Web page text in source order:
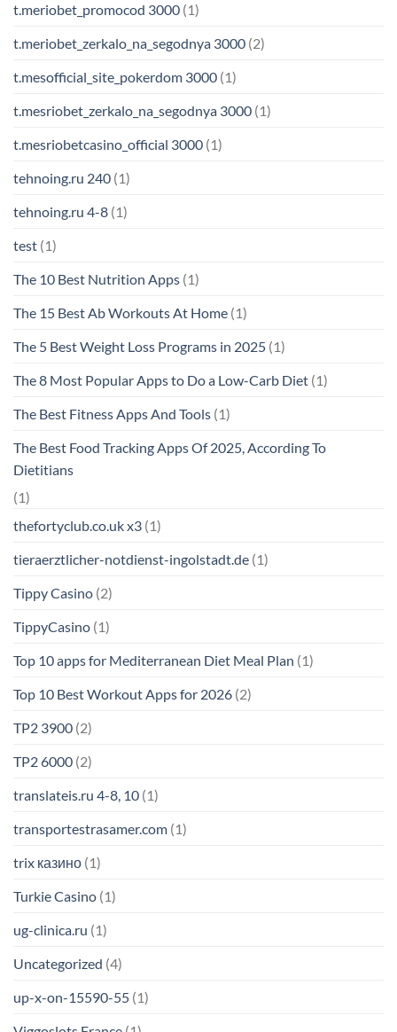
t.meriobet_promocod 3000 (1)
t.meriobet_zerkalo_na_segodnya 3000 (2)
t.mesofficial_site_pokerdom 3000 (1)
t.mesriobet_zerkalo_na_segodnya 3000 (1)
t.mesriobetcasino_official 3000 (1)
tehnoing.ru 240 (1)
tehnoing.ru 4-8 (1)
test (1)
The 10 Best Nutrition Apps (1)
The 15 Best Ab Workouts At Home (1)
The 5 Best Weight Loss Programs in 2025 (1)
The 8 Most Popular Apps to Do a Low-Carb Diet (1)
The Best Fitness Apps And Tools (1)
The Best Food Tracking Apps Of 2025, According To
Dietitians
(1)
thefortyclub.co.uk x3 (1)
tieraerztlicher-notdienst-ingolstadt.de (1)
Tippy Casino (2)
TippyCasino (1)
Top 10 apps for Mediterranean Diet Meal Plan (1)
Top 10 Best Workout Apps for 2026 (2)
TP2 3900 (2)
TP2 6000 (2)
translateis.ru 4-8, 10 (1)
transportestrasamer.com (1)
trix казино (1)
Turkie Casino (1)
ug-clinica.ru (1)
Uncategorized (4)
up-x-on-15590-55 (1)